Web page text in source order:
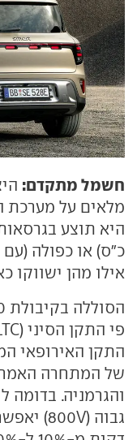
חשמל מתקדם:
מלאים על מערכת
אילו מהן ישווקו
של המתחרה
והגרמניה. בדומה